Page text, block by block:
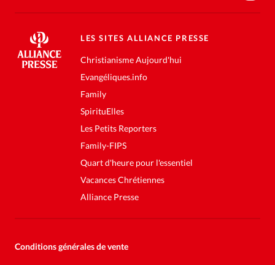
LES SITES ALLIANCE PRESSE
Christianisme Aujourd'hui
Evangéliques.info
Family
SpirituElles
Les Petits Reporters
Family-FIPS
Quart d'heure pour l'essentiel
Vacances Chrétiennes
Alliance Presse
Conditions générales de vente